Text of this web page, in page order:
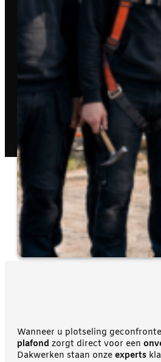
Wanneer u plotseling
plafond zorgt direct voor een
Dakwerken staan onze experts